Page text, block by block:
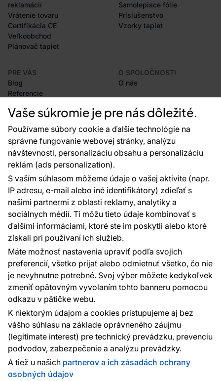
Vaše súkromie je pre nás dôležité.
Používame súbory cookie a ďalšie technológie na
správne fungovanie webovej stránky, analýzu
návštevnosti, personalizáciu obsahu a personalizáciu
reklám (ads personalization).
S vaším súhlasom môžeme údaje o vašej aktivite (napr.
IP adresu, e-mail alebo iné identifikátory) zdieľať s
našimi partnermi z oblasti reklamy, analytiky a
sociálnych médií. Tí môžu tieto údaje kombinovať s
ďalšími informáciami, ktoré ste im poskytli alebo ktoré
získali pri používaní ich služieb.
Máte možnosť nastavenia upraviť podľa svojich
preferencií, všetko prijať alebo odmietnuť všetko, čo nie
je nevyhnutne potrebné. Svoj výber môžete kedykoľvek
zmeniť opätovným vyvolaním tohto banneru pomocou
odkazu v pätičke webu.
K niektorým údajom a cookies pristupujeme aj bez
vášho súhlasu na základe oprávneného záujmu
(legitimate interest) pre technický prevádzku, prevenciu
podvodov, zabezpečenie a analýzu prevádzky.
A tiež u našich partnerov a ich zásadách ochrany
osobných údajov
reklamácií
Vrátenie tovaru
Certifikácia CE
Veľkoobchod
Plánovač tapiet
Samolepiace fólie
Príslušenstvo
Vzorky tapiet
PRE VÁS
Blog
Referencie
Rady a tipy
Najčastejšie otázky
O SPOLOČNOSTI
O nás
Kontakty
Sme tu pre vás 24 hodín denne, 7 dní v
týždni
+420 777 004 021
info@vavex.cz
Vavex 1990 s.r.o., IČ: 26776251, DIČ: CZ26776251
Dělostřelecká 330, Příbram 261 01
Ďalšie kontakty
Platobné metódy:
Platby zaisťuje:
© 2010 - 2026Vavex
Ochrana osobných údajovCookies